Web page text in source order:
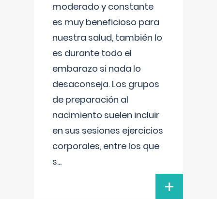
moderado y constante
es muy beneficioso para
nuestra salud, también lo
es durante todo el
embarazo si nada lo
desaconseja. Los grupos
de preparación al
nacimiento suelen incluir
en sus sesiones ejercicios
corporales, entre los que
s...
+